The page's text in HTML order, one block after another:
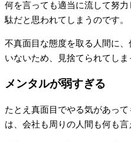
何を言っても適当に流して努
駄だと思われてしまうのです。
不真面目な態度を取る人間に
いないため、見捨てられてしま
メンタルが弱すぎる
たとえ真面目でやる気があっ
は、会社も周りの人間も何も言